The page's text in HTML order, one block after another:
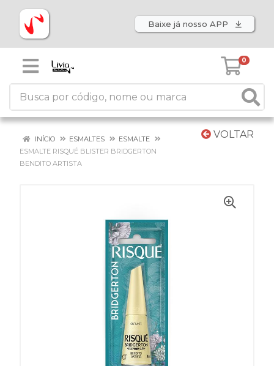
Baixe já nosso APP
0
VOLTAR
INÍCIO ESMALTES
ESMALTE
ESMALTE RISQUÉ BLISTER BRIDGERTON
BENDITO ARTISTA